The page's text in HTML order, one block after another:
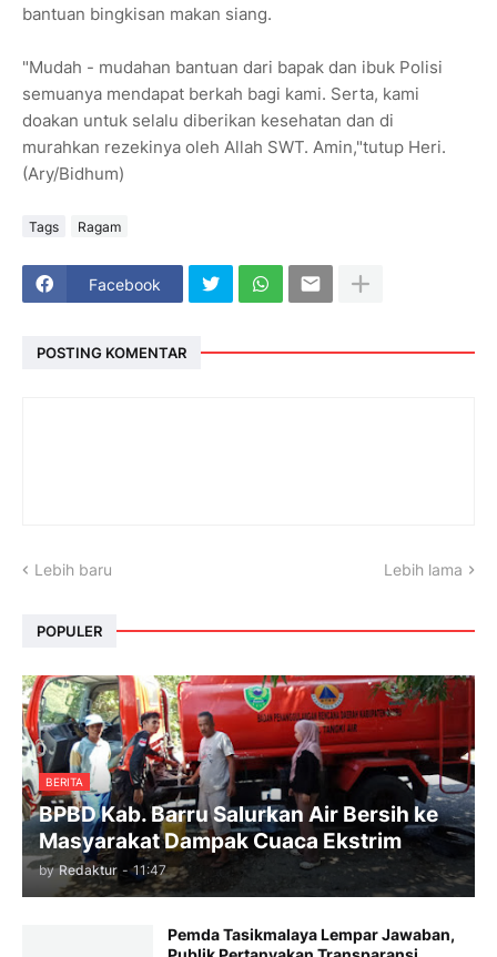
bantuan bingkisan makan siang.
"Mudah - mudahan bantuan dari bapak dan ibuk Polisi
semuanya mendapat berkah bagi kami. Serta, kami
doakan untuk selalu diberikan kesehatan dan di
murahkan rezekinya oleh Allah SWT. Amin,"tutup Heri.
(Ary/Bidhum)
Tags Ragam
Facebook
POSTING KOMENTAR
Lebih baru Lebih lama
POPULER
BERITA
BPBD Kab. Barru Salurkan Air Bersih ke
Masyarakat Dampak Cuaca Ekstrim
by Redaktur - 11:47
Pemda Tasikmalaya Lempar Jawaban,